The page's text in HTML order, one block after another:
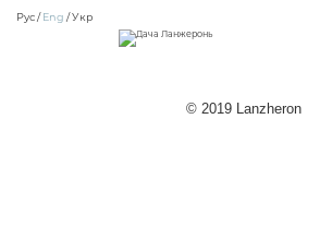
Рус Eng Укр
© 2019 Lanzheron